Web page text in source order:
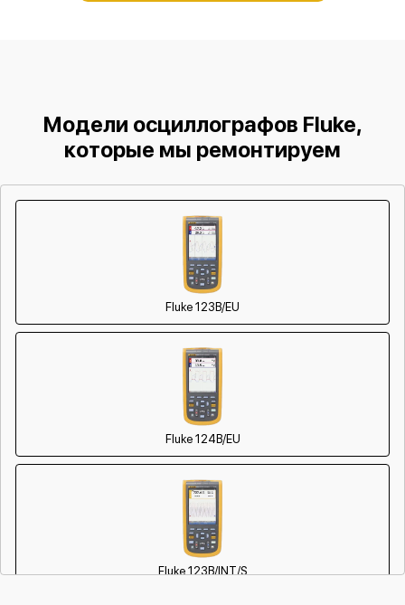
Модели осциллографов Fluke,
которые мы ремонтируем
Fluke 123B/EU
Fluke 124B/EU
Fluke 123B/INT/S